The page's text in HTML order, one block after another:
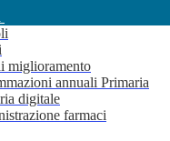
miglioramento
annuali Primaria
digitale
farmaci